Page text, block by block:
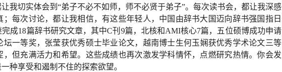
我切实体会到 “弟子不必不如师，师不必贤于弟子”。每次读书会，都让我深感
每次讨论，都让我相信，有这些年轻人，中国由辞书大国迈向辞书强国指日
成18篇辞书研究文章，其中C刊9篇，北核和AMI核心7篇，五位硕博成功申请
一等奖， 张莹获优秀硕士毕业论文，越南博士生何玉娴获优秀学术论文三等
但充满活力和希望。这些成绩也再次激发学科情怀，点燃研究热情。你会发
种享受和遏制不住的探索欲望。